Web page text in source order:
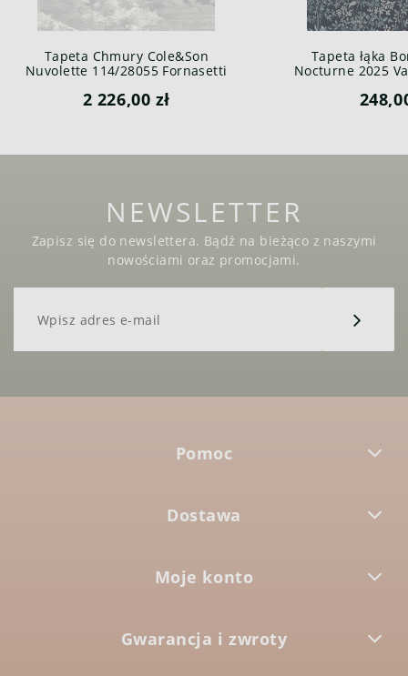
Tapeta Chmury Cole&Son
Nuvolette 114/28055 Fornasetti
2 226,00 zł
Tapeta łąka
Nocturne 2025
NEWSLETTER
Zapisz się do newslettera. Bądź na bieżąco z naszymi
nowościami oraz promocjami.
Pomoc
Dostawa
Moje konto
Gwarancja i zwroty